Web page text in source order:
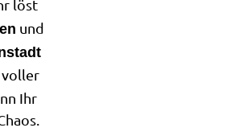
löst
und
voller
Ihr